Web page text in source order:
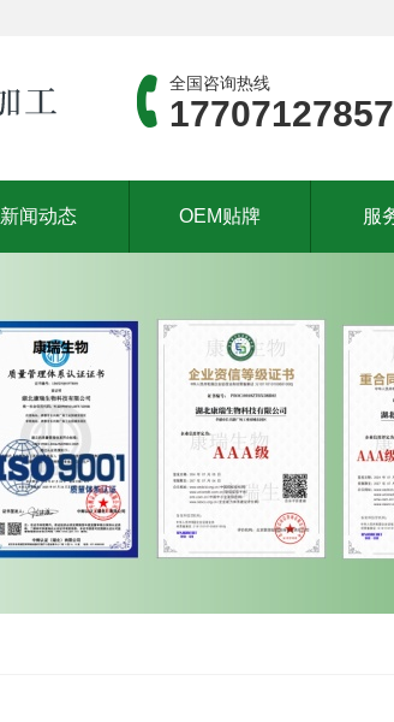
全国咨询热线
17707127857
新闻动态 OEM贴牌 服